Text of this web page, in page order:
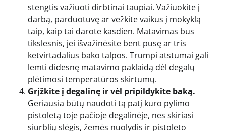
stengtis važiuoti dirbtinai taupiai. Važiuokite į
darbą, parduotuvę ar vežkite vaikus į mokyklą
taip, kaip tai darote kasdien. Matavimas bus
tikslesnis, jei išvažinėsite bent pusę ar tris
ketvirtadalius bako talpos. Trumpi atstumai gali
lemti didesnę matavimo paklaidą dėl degalų
plėtimosi temperatūros skirtumų.
Grįžkite į degalinę ir vėl pripildykite baką.
Geriausia būtų naudoti tą patį kuro pylimo
pistoletą toje pačioje degalinėje, nes skiriasi
siurblių slėgis, žemės nuolydis ir pistoleto